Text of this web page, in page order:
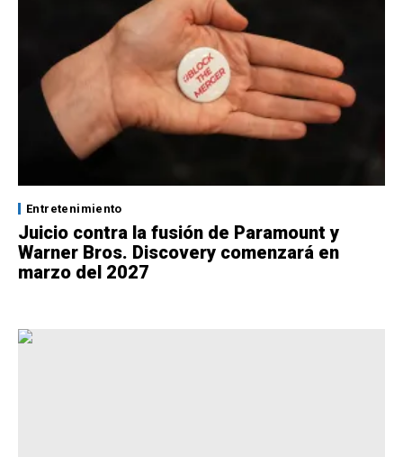
Entretenimiento
Juicio contra la fusión de Paramount y
Warner Bros. Discovery comenzará en
marzo del 2027